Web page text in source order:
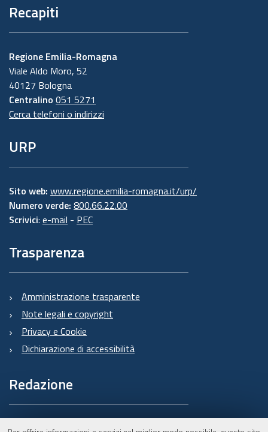
Recapiti
Regione Emilia-Romagna
Viale Aldo Moro, 52
40127 Bologna
Centralino 051 5271
Cerca telefoni o indirizzi
URP
Sito web: www.regione.emilia-romagna.it/urp/
Numero verde: 800.66.22.00
Scrivici: e-mail - PEC
Trasparenza
Amministrazione trasparente
Note legali e copyright
Privacy e Cookie
Dichiarazione di accessibilità
Redazione
Informazioni sul Burert